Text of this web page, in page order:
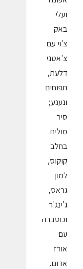
ועלי
באק
צ'וי עם
צ'אטני
דלעת,
תפוחים
ונענע;
סיר
מולים
בחלב
קוקוס,
למון
גראס,
ג'ינג'ר
וכוסברה
עם
אורז
אדום.